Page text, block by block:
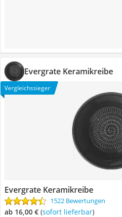
Evergrate Keramikreibe
Vergleichssieger
Evergrate Keramikreibe
1522 Bewertungen
ab 16,00 € ( Sofort lieferbar)